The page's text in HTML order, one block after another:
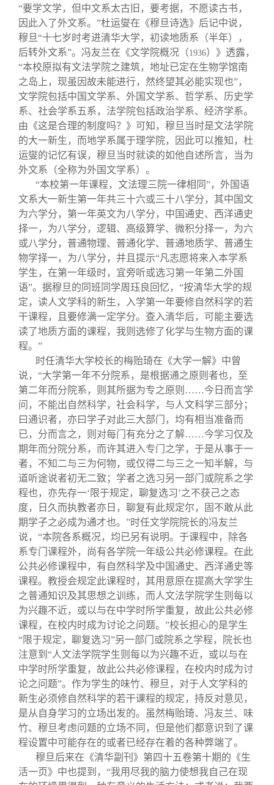
“要学文学，但中文系太古旧，要考据，不愿读古书，
因此入了外文系。”杜运燮在《穆旦诗选》后记中说，
穆旦“十七岁时考进清华大学，初读地质系（半年），
后转外文系”。冯友兰在《文学院概况（1936）》透露，
“本校原拟有文法学院之建筑，地址已定在生物学馆南
之岛上，现虽因故未能进行，然终望其必能实现也”，
文学院包括中国文学系、外国文学系、哲学系、历史学
系、社会学系五系，法学院包括政治学系、经济学系。
由《这是合理的制度吗？》可知，穆旦当时是文法学院
的大一新生，而地学系属于理学院，因此可以推知，杜
运燮的记忆有误，穆旦当时就读的如他自述所言，当为
外文系（全称为外国文学系）。
“本校第一年课程，文法理三院一律相同”，外国语
文系大一新生第一年共三十六或三十八学分，其中国文
为六学分，第一年英文为八学分，中国通史、西洋通史
择一，为八学分，逻辑、高级算学、微积分择一，为六
或八学分，普通物理、普通化学、普通地质学、普通生
物学择一，为八学分，并且提示“凡志愿将来入本学系
学生，在第一年级时，宜旁听或选习第一年第二外国
语”。据穆旦的同班同学周珏良回忆，“按清华大学的规
定，读人文学科的新生，入学第一年要修自然科学的若
干课程，且要修满一定学分。查入清华后，可能主要选
读了地质方面的课程，我则选修了化学与生物方面的课
程。”
时任清华大学校长的梅贻琦在《大学一解》中曾
说，“大学第一年不分院系，是根据通之原则者也，至
第二年而分院系，则其所据为专之原则……今日而言学
问，不能出自然科学，社会科学，与人文科学三部分；
曰通识者，亦曰学子对此三大部门，均有相当准备而
已，分而言之，则对每门有充分之了解……今学习仅及
期年而分院分系，而许其进入专门之学，于是从事于一
者，不知二与三为何物，或仅得二与三之一知半解，与
道听途说者初无二致；学者之选习另一部门或院系之学
程也，亦先存一‘限于规定，聊复选习’之不获己之态
度，日久而执教者亦日，聊复有此规定尔，固不敢从此
期学子之必成为通才也。”时任文学院院长的冯友兰
说，“本院各系概况，均已另有说明。于课程中，除各
系专门课程外，尚有各学院一年级公共必修课程。在此
公共必修课程中，有自然科学及中国通史、西洋通史等
课程。教授会规定此课程时，其用意原在提高大学学生
之普通知识及其思想之训练，而人文法学院学生则每以
为兴趣不近，或以与在中学时所学重复，故此公共必修
课程，在校内时成为讨论之问题。”校长担心的是学生
“限于规定，聊复选习”另一部门或院系之学程，院长也
注意到“人文法学院学生则每以为兴趣不近，或以与在
中学时所学重复，故此公共必修课程，在校内时成为讨
论之问题”。作为学生的味竹、穆旦，对于人文学科的
新生必须修自然科学的若干课程的规定，持反对意见，
是从自身学习的立场出发的。虽然梅贻琦、冯友兰、味
竹、穆旦考虑问题的立场不同，但是他们都意识到了课
程设置中可能存在的或者已经存在着的各种弊端了。
穆旦后来在《清华副刊》第四十五卷第十期的《生
活一页》中也提到，“我用尽我的脑力使想我自己在现